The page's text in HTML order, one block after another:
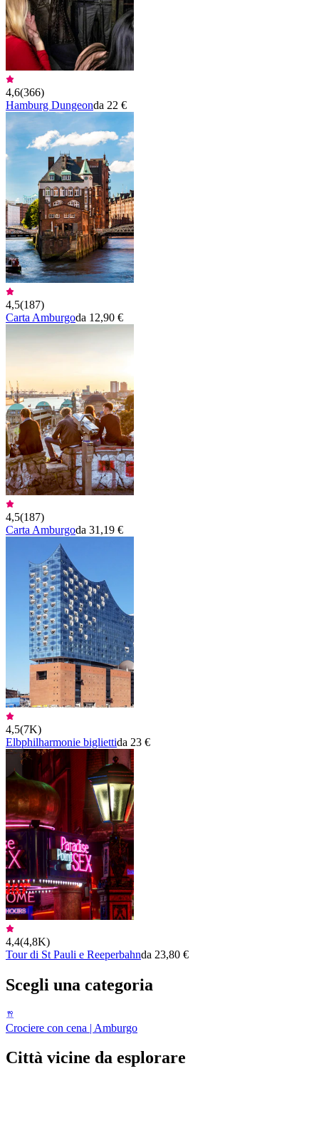
4,6(366)
Hamburg Dungeonda 22 €
4,5(187)
Carta Amburgoda 12,90 €
4,5(187)
Carta Amburgoda 31,19 €
4,5(7K)
Elbphilharmonie bigliettida 23 €
4,4(4,8K)
Tour di St Pauli e Reeperbahnda 23,80 €
Scegli una categoria
Crociere con cena | Amburgo
Città vicine da esplorare